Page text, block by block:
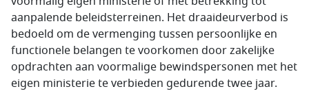
aanpalende beleidsterreinen. Het draaideurverbod is
bedoeld om de vermenging tussen persoonlijke en
functionele belangen te voorkomen door zakelijke
opdrachten aan voormalige bewindspersonen met het
eigen ministerie te verbieden gedurende twee jaar.